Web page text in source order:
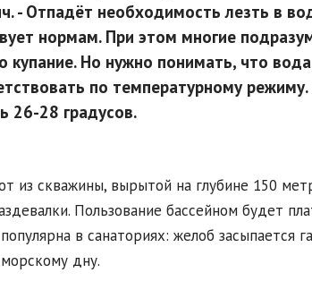
- Отпадёт необходимость лезть в
нормам. При этом многие
купание. Но нужно понимать, что
по температурному
26-28 градусов.
из скважины, вырытой на глубине 150
Пользование бассейном будет
в санаториях: желоб засыпается
дну.